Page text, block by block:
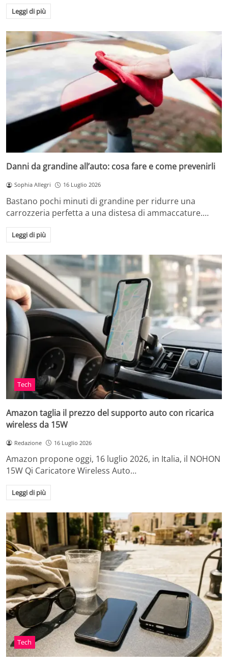
Leggi di più
Danni da grandine all’auto: cosa fare e come prevenirli
Sophia Allegri 16 Luglio 2026
Bastano pochi minuti di grandine per ridurre una
carrozzeria perfetta a una distesa di ammaccature.…
Leggi di più
Tech
Amazon taglia il prezzo del supporto auto con ricarica
wireless da 15W
Redazione 16 Luglio 2026
Amazon propone oggi, 16 luglio 2026, in Italia, il NOHON
15W Qi Caricatore Wireless Auto…
Leggi di più
Tech